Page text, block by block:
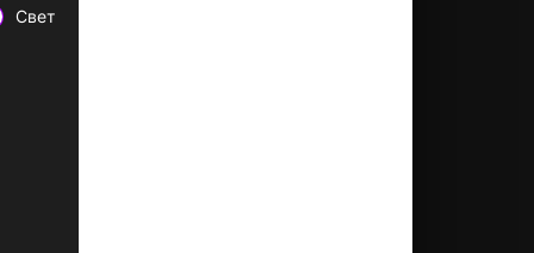
Свет